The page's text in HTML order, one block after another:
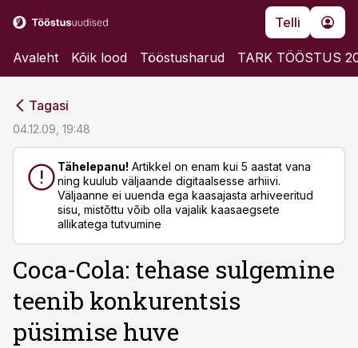
Telli
Avaleht Kõik lood Tööstusharud TARK TÖÖSTUS
Tagasi
04.12.09, 19:48
Tähelepanu! Artikkel on enam kui 5 aastat vana
ning kuulub väljaande digitaalsesse arhiivi.
Väljaanne ei uuenda ega kaasajasta arhiveeritud
sisu, mistõttu võib olla vajalik kaasaegsete
allikatega tutvumine
Coca-Cola: tehase sulgemine
teenib konkurentsis
püsimise huve